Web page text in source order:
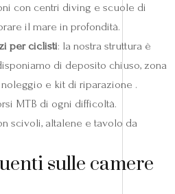
con centri diving e scuole di
il mare in profondità.
per ciclisti: la nostra struttura è
di deposito chiuso, zona
e kit di riparazione .
MTB di ogni difficoltà.
scivoli, altalene e tavolo da
sulle camere